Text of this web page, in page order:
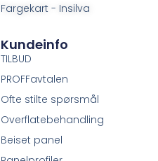
Fargekart - Insilva
Kundeinfo
TILBUD
PROFFavtalen
Ofte stilte spørsmål
Overflatebehandling
Beiset panel